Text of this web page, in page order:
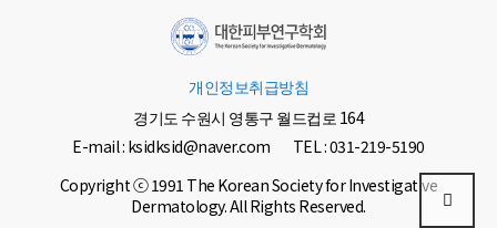
개인정보취급방침
경기도 수원시 영통구 월드컵로 164
E-mail : ksidksid@naver.com
TEL : 031-219-5190
Copyright ⓒ 1991 The Korean Society for Investigative
Dermatology. All Rights Reserved.